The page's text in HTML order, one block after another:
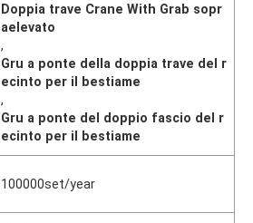
Doppia trave Crane With Grab sopr
aelevato
,
Gru a ponte della doppia trave del r
ecinto per il bestiame
,
Gru a ponte del doppio fascio del r
ecinto per il bestiame
100000set/year